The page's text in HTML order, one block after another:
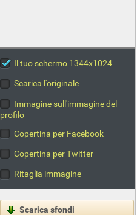
Il tuo schermo 1344x1024
Scarica l'originale
Immagine sull'immagine del
profilo
Copertina per Facebook
Copertina per Twitter
Ritaglia immagine
Scarica sfondi